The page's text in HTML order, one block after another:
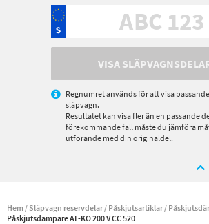
VISA
Regnumret används för att visa
släpvagn.
Resultatet kan visa fler än en passande
förekommande fall måste du jämföra
utförande med din originaldel.
Hem Släpvagn reservdelar Påskjutsartiklar
Påskjutsdämpare AL-KO 200 V CC 520